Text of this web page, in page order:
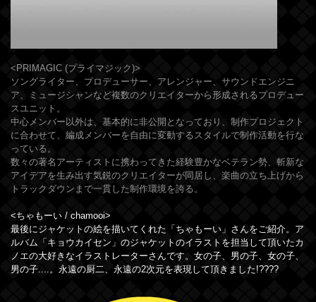
< PRIMAGIC (プライマジック)>
ソングライター、プロデューサー、アレンジャー、サウンドエンジニ
ア、ミュージシャンなど複数のクリエイターから形成されるプロデュー
スユニット。
中心メンバー以外は、基本的に非公開となっており、制作プロジェクト
に合わせて、編成メンバーを自由に変動するスタイルで制作活動を行な
っている。
数々の著名アーティストに携わってきた経験豊かなベテラン勢、斬新な
アイデアを生み出す気鋭のクリエイターが同居し、楽曲の立ち上げから
トラックダウンまで一貫した制作環境を誇る。
<ちゃもーい / chamooi>
最後にジャケットの絵を描いてくれた「ちゃもーい」さんをご紹介。ア
ルバム「キョウカイセン」のジャケットのイラストを担当して頂いたカ
ノエの大好きなイラストレーターさんです。女の子、男の子、女の子、
男の子....。永遠の厨二、永遠の2次元を表現して頂きました!????